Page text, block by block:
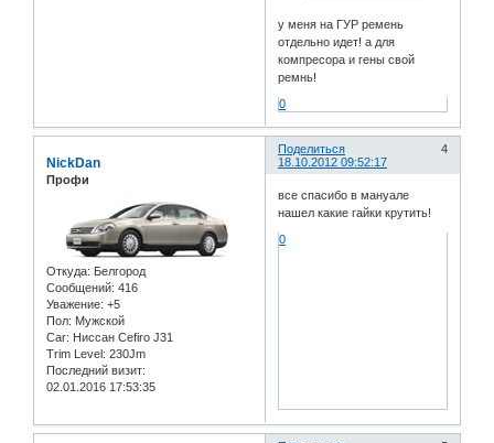
у меня на ГУР ремень
отдельно идет! а для
компресора и гены свой
ремнь!
0
Поделиться
4
18.10.2012 09:52:17
NickDan
Профи
Откуда: Белгород
Сообщений: 416
Уважение: +5
Пол: Мужской
Car: Ниссан Cefiro J31
Trim Level: 230Jm
Последний визит:
02.01.2016 17:53:35
все спасибо в мануале
нашел какие гайки крутить!
0